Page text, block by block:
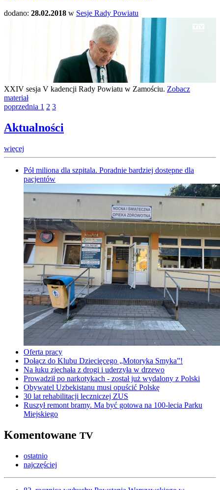
dodano: 28.02.2018 w Sesje Rady Powiatu
XXIV sesja V kadencji Rady Powiatu w Zamościu. Zobacz
materiał
poprzednia 1 2 3
Aktualności
więcej
Pół miliona dla szpitala. Poradnie bardziej dostępne dla
pacjentów
Oferta pracy
Dołącz do Klubu Dziecięcego „Motoryka Smyka”!
Na łuku zjechała z drogi i uderzyła w drzewo
Prowadził po narkotykach - został już wydalony z Polski
Obywatel Uzbekistanu musi opuścić Polskę
30 lat rehabilitacji leczniczej ZUS
Ruszył remont bramy. Ma być gotowa na 100-lecia Parku
Miejskiego
Komentowane TV
ostatnio
najczęściej